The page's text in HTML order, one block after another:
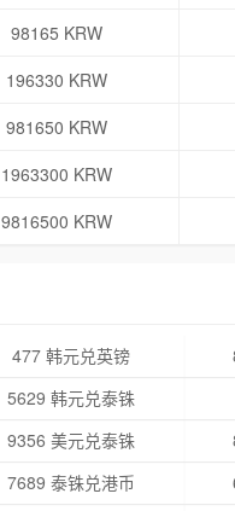
98165 KRW
196330 KRW
981650 KRW
1963300 KRW
9816500 KRW
477 韩元兑英镑
5629 韩元兑泰铢
9356 美元兑泰铢
7689 泰铢兑港币